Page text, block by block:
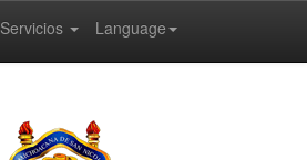
Language
Servicios